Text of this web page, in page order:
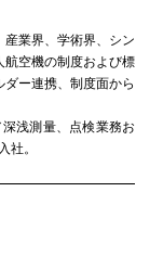
業界、学術界、シン
航空機の制度および標
ー連携、制度面から
浅測量、点検業務お
社。